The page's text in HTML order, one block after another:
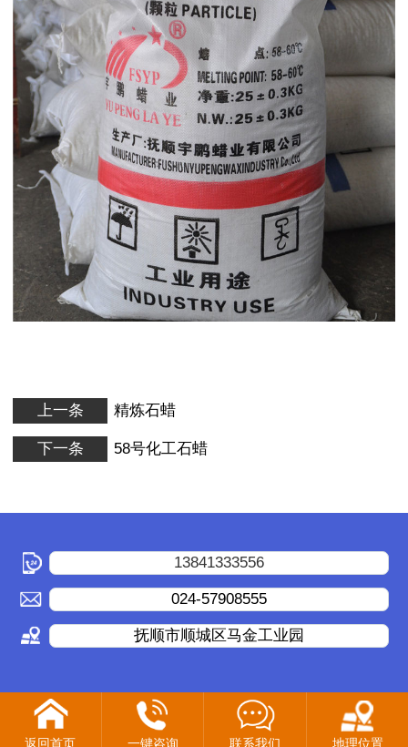
上一条 精炼石蜡
下一条 58号化工石蜡
13841333556
024-57908555
抚顺市顺城区马金工业园
返回首页 一键咨询 联系我们 地理位置